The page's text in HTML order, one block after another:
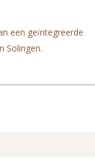
een geïntegreerde
Solingen.